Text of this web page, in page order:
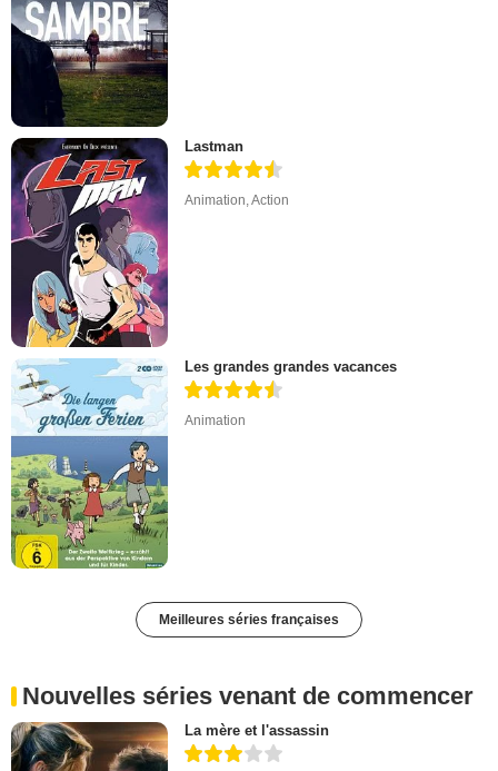
Lastman
Animation,Action
Les grandes grandes vacances
Animation
Meilleures séries françaises
Nouvelles séries venant de commencer
La mère et l'assassin